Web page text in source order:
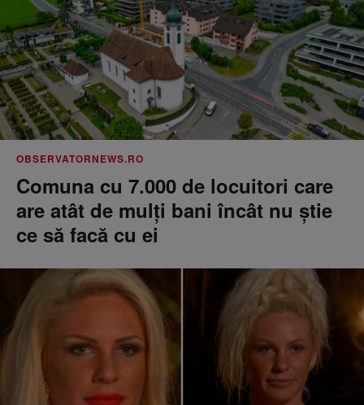
OBSERVATORNEWS.RO
Comuna cu 7.000 de locuitori care
are atât de mulți bani încât nu știe
ce să facă cu ei